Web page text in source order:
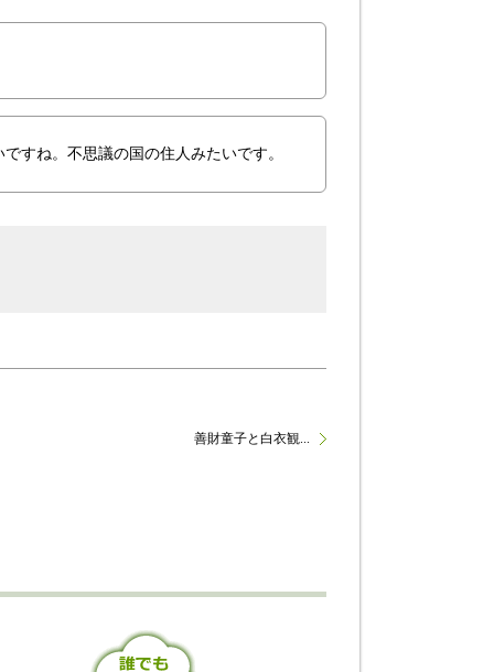
すね。不思議の国の住人みたいです。
善財童子と白衣観...